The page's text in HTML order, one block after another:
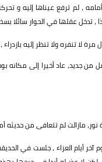
، لم ترفع عيناها إليه و
تدخل عقلها في الحوار سائلا
لا تنفره ولا تنظر إليه
جديد، عاد أخيرا إلى
نور، مازالت لم تتعافى من
أيام العزاء ، جلست في